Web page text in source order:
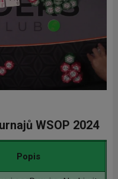
WSOP 2024
Popis